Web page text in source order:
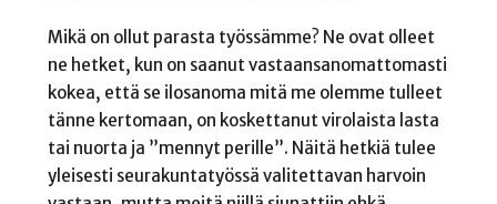
Mikä on ollut parasta työssämme? Ne ovat olleet
ne hetket, kun on saanut vastaansanomattomasti
kokea, että se ilosanoma mitä me olemme tulleet
tänne kertomaan, on koskettanut virolaista lasta
tai nuorta ja ”mennyt perille”. Näitä hetkiä tulee
yleisesti seurakuntatyössä valitettavan harvoin